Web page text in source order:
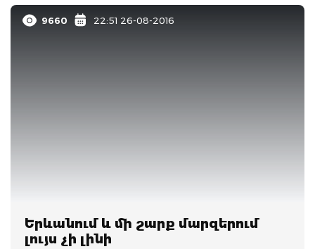
9660 22:51 26-08-2016
Երևանում և մի շարք մարզերում
լույս չի լինի